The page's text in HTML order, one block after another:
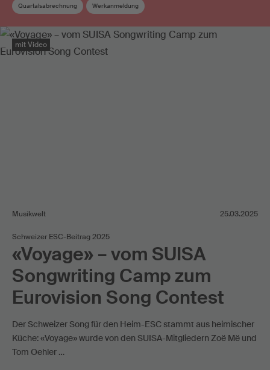
Quartalsabrechnung Werkanmeldung
mit Video
Musikwelt 25.03.2025
Schweizer ESC-Beitrag 2025
«Voyage» – vom SUISA
Songwriting Camp zum
Eurovision Song Contest
Der Schweizer Song für den Heim-ESC stammt aus heimischer
Küche: «Voyage» wurde von den SUISA-Mitgliedern Zoë Më und
Tom Oehler …